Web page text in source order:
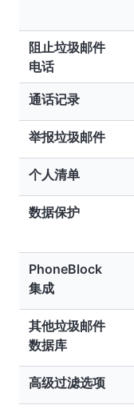
阻止垃圾邮件
电话
通话记录
举报垃圾邮件
个人清单
数据保护
PhoneBlock
集成
其他垃圾邮件
数据库
高级过滤选项